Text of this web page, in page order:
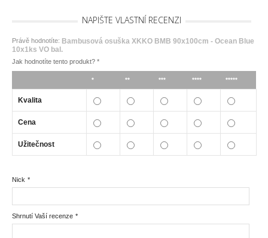
NAPIŠTE VLASTNÍ RECENZI
Právě hodnotíte: Bambusová osuška XKKO BMB 90x100cm - Ocean Blue
10x1ks VO bal.
Jak hodnotíte tento produkt? *
* ** *** **** *****
Kvalita
Cena
Užitečnost
*
Nick
*
Shrnutí Vaší recenze